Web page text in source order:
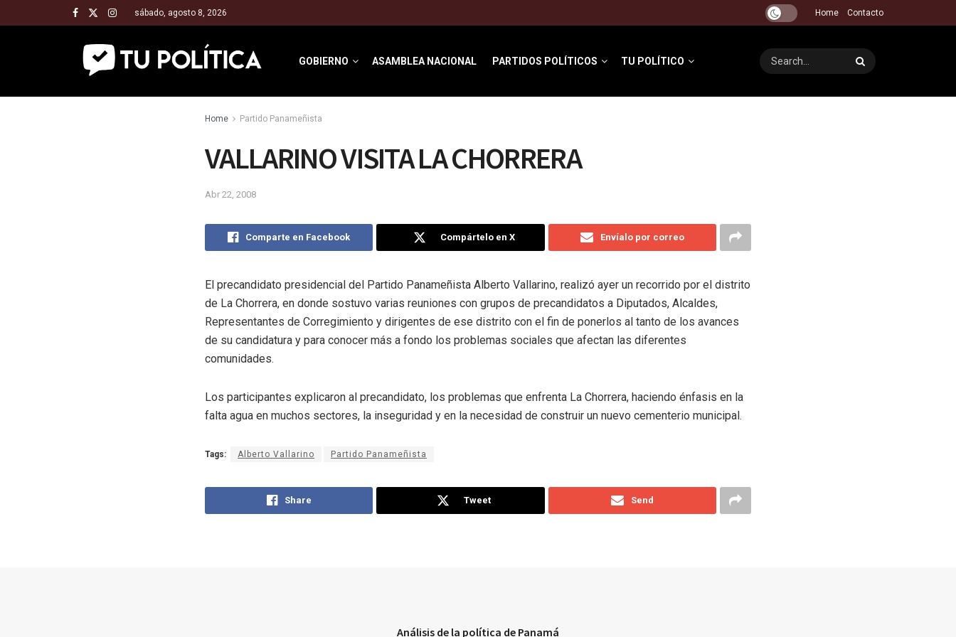
sábado, agosto 8, 2026 Home Contacto
GOBIERNO ASAMBLEA NACIONAL PARTIDOS POLÍTICOS TU POLÍTICO
Home Partido Panameñista
VALLARINO VISITA LA CHORRERA
Abr 22, 2008
Comparte en Facebook Compártelo en X Envíalo por correo
El precandidato presidencial del Partido Panameñista Alberto Vallarino, realizó ayer un recorrido por el distrito
de La Chorrera, en donde sostuvo varias reuniones con grupos de precandidatos a Diputados, Alcaldes,
Representantes de Corregimiento y dirigentes de ese distrito con el fin de ponerlos al tanto de los avances
de su candidatura y para conocer más a fondo los problemas sociales que afectan las diferentes
comunidades.
Los participantes explicaron al precandidato, los problemas que enfrenta La Chorrera, haciendo énfasis en la
falta agua en muchos sectores, la inseguridad y en la necesidad de construir un nuevo cementerio municipal.
Tags: Alberto Vallarino Partido Panameñista
Share Tweet Send
Análisis de la política de Panamá